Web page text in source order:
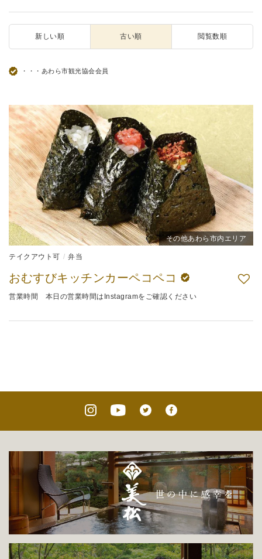
新しい順 古い順 閲覧数順
・・・あわら市観光協会会員
その他あわら市内エリア
テイクアウト可 弁当
おむすびキッチンカーペコペコ
営業時間 本日の営業時間はInstagramをご確認ください